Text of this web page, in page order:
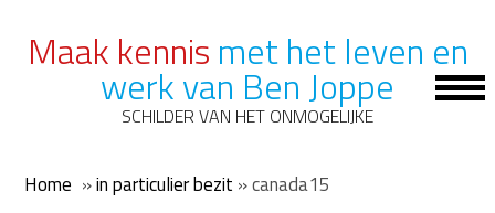
Maak kennis met het leven en
werk van Ben Joppe
SCHILDER VAN HET ONMOGELIJKE
Home »in particulier bezit »canada15